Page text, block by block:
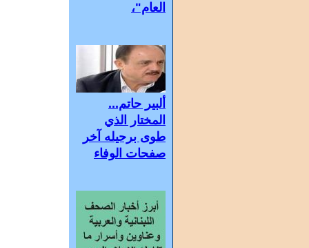
العام"،
ألبير حاتم...
المختار الذي
طوى برحيله آخر
صفحات الوفاء